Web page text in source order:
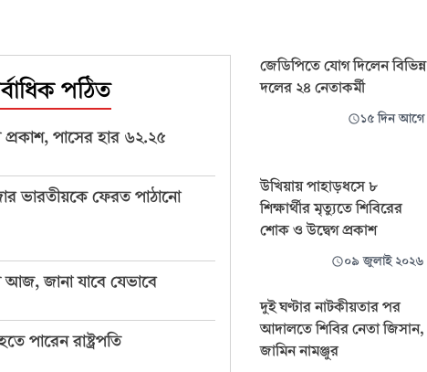
পঠিত
পাসের হার ৬২.২৫
ভারতীয়কে ফেরত পাঠানো
জানা যাবে যেভাবে
পারেন রাষ্ট্রপতি
জেডিপিতে যোগ দিলেন বিভিন্ন
দলের ২৪ নেতাকর্মী
১৫ দিন আগে
উখিয়ায় পাহাড়ধসে ৮
শিক্ষার্থীর মৃত্যুতে শিবিরের
শোক ও উদ্বেগ প্রকাশ
০৯ জুলাই ২০২৬
দুই ঘণ্টার নাটকীয়তার পর
আদালতে শিবির নেতা জিসান,
জামিন নামঞ্জুর